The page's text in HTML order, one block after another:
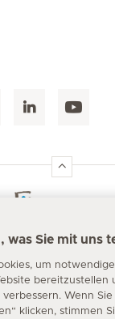
was Sie mit uns
um notwendige
bereitzustellen
Wenn Sie
klicken, stimmen